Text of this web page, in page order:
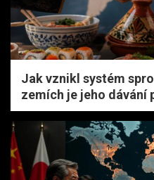
Jak vznikl systém
zemích je jeho dávání